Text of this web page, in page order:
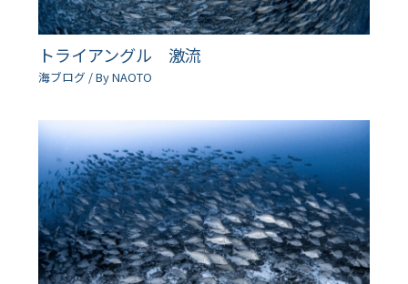
トライアングル 激流
海ブログ / ByNAOTO